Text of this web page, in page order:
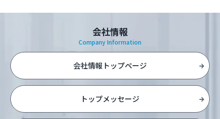
会社情報
Company Information
会社情報トップページ
トップメッセージ